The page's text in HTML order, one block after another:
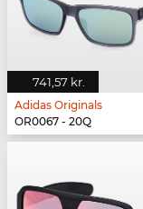
741,57 kr.
Adidas Originals
OR0067 - 20Q